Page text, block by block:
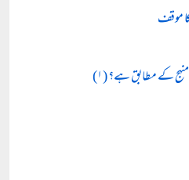
موقف
منہج کے مطابق ہے؟ (۱)